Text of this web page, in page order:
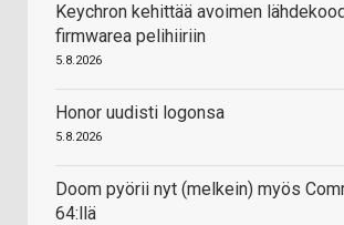
Keychron kehittää avoimen
firmwarea pelihiiriin
5.8.2026
Honor uudisti logonsa
5.8.2026
Doom pyörii nyt (melkein) myös
64:llä